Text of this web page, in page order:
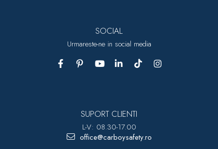
SOCIAL
Urmareste-ne in social media
SUPORT CLIENTI
L-V: 08.30-17.00
office@carboysafety.ro